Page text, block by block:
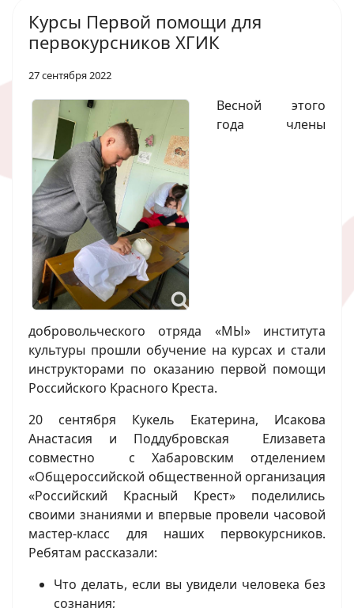
Курсы Первой помощи для
первокурсников ХГИК
27 сентября 2022
Весной этого
года члены
добровольческого отряда «МЫ» института
культуры прошли обучение на курсах и стали
инструкторами по оказанию первой помощи
Российского Красного Креста.
20 сентября Кукель Екатерина, Исакова
Анастасия и Поддубровская Елизавета
совместно с Хабаровским отделением
«Общероссийской общественной организация
«Российский Красный Крест» поделились
своими знаниями и впервые провели часовой
мастер-класс для наших первокурсников.
Ребятам рассказали:
Что делать, если вы увидели человека без
сознания;